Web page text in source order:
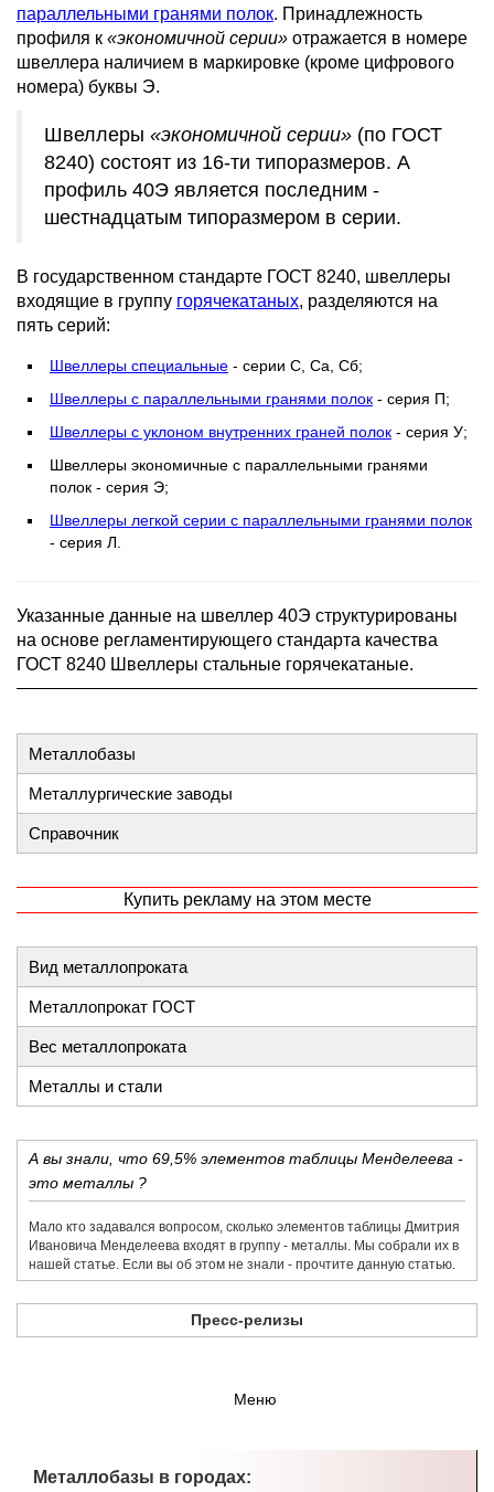
параллельными гранями полок. Принадлежность
профиля к «экономичной серии» отражается в номере
швеллера наличием в маркировке (кроме цифрового
номера) буквы Э.
Швеллеры «экономичной серии» (по ГОСТ
8240) состоят из 16-ти типоразмеров. А
профиль 40Э является последним -
шестнадцатым типоразмером в серии.
В государственном стандарте ГОСТ 8240, швеллеры
входящие в группу горячекатаных, разделяются на
пять серий:
Швеллеры специальные - серии С, Са, Сб;
Швеллеры с параллельными гранями полок - серия П;
Швеллеры с уклоном внутренних граней полок - серия У;
Швеллеры экономичные с параллельными гранями
полок - серия Э;
Швеллеры легкой серии с параллельными гранями полок
- серия Л.
Указанные данные на швеллер 40Э структурированы
на основе регламентирующего стандарта качества
ГОСТ 8240 Швеллеры стальные горячекатаные.
Металлобазы
Металлургические заводы
Справочник
Купить рекламу на этом месте
Вид металлопроката
Металлопрокат ГОСТ
Вес металлопроката
Металлы и стали
А вы знали, что 69,5% элементов таблицы Менделеева -
это металлы ?
Мало кто задавался вопросом, сколько элементов таблицы Дмитрия
Ивановича Менделеева входят в группу - металлы. Мы собрали их в
нашей статье. Если вы об этом не знали - прочтите данную статью.
Пресс-релизы
Меню
Металлобазы в городах: